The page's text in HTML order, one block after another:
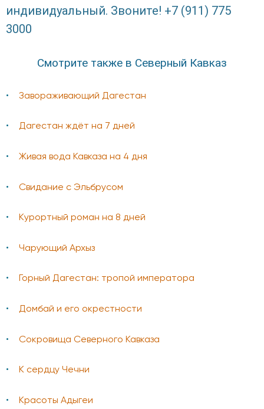
индивидуальный. Звоните! +7 (911) 775
3000
Смотрите также в Северный Кавказ
Завораживающий Дагестан
Дагестан ждёт на 7 дней
Живая вода Кавказа на 4 дня
Свидание с Эльбрусом
Курортный роман на 8 дней
Чарующий Архыз
Горный Дагестан: тропой императора
Домбай и его окрестности
Сокровища Северного Кавказа
К сердцу Чечни
Красоты Адыгеи